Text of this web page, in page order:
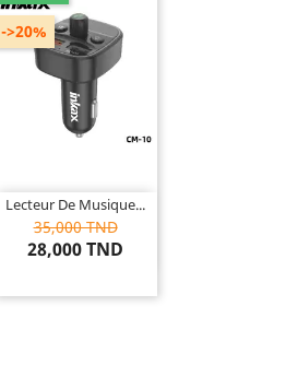
Lecteur De Musique...
35,000 TND
28,000 TND
->20%